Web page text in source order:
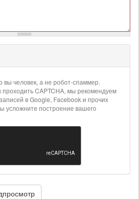
вы человек, а не робот-спаммер.
CAPTCHA, мы рекомендуем
в Google, Facebook и прочих
усложните построение вашего